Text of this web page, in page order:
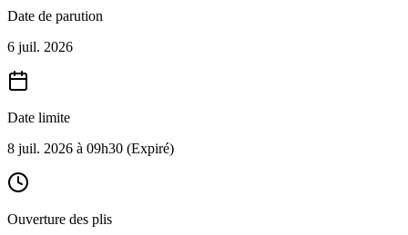
Date de parution
6 juil. 2026
Date limite
8 juil. 2026 à 09h30 (Expiré)
Ouverture des plis